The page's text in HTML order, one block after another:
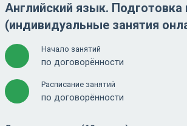
Английский язык.
(индивидуальные занятия
Начало занятий
по договорённости
Расписание занятий
по договорённости